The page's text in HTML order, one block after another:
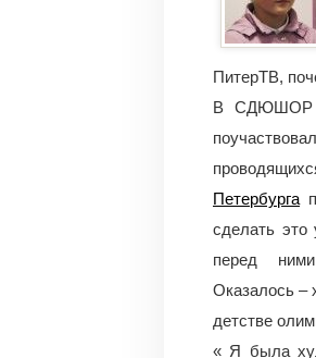
ПитерТВ,
В СДЮШОР
Петербурга
сделать
перед ними
Оказалось –
детстве
« Я была